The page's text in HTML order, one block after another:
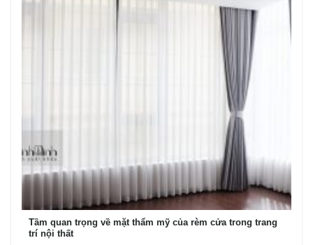
Tầm quan trọng về mặt thẩm mỹ của rèm cửa trong trang
trí nội thất